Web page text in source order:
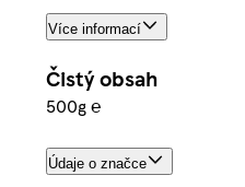
Více informací
Čistý obsah
500g ℮
Údaje o značce